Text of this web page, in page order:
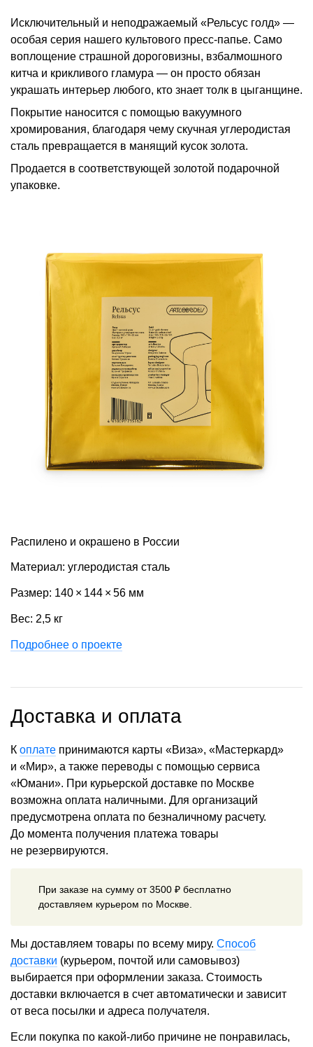
Исключительный и неподражаемый «Рельсус голд» —
особая серия нашего культового пресс-папье. Само
воплощение страшной дороговизны, взбалмошного
китча и крикливого гламура — он просто обязан
украшать интерьер любого, кто знает толк в цыганщине.
Покрытие наносится с помощью вакуумного
хромирования, благодаря чему скучная углеродистая
сталь превращается в манящий кусок золота.
Продается в соответствующей золотой подарочной
упаковке.
Распилено и окрашено в России
Материал: углеродистая сталь
Размер: 140 × 144 × 56 мм
Вес: 2,5 кг
Подробнее о проекте
Доставка и оплата
К оплате принимаются карты «Виза», «Мастеркард»
и «Мир», а также переводы с помощью сервиса
«Юмани». При курьерской доставке по Москве
возможна оплата наличными. Для организаций
предусмотрена оплата по безналичному расчету.
До момента получения платежа товары
не резервируются.
При заказе на сумму от 3500 ₽ бесплатно
доставляем курьером по Москве.
Мы доставляем товары по всему миру. Способ
доставки (курьером, почтой или самовывоз)
выбирается при оформлении заказа. Стоимость
доставки включается в счет автоматически и зависит
от веса посылки и адреса получателя.
Если покупка по какой-либо причине не понравилась,